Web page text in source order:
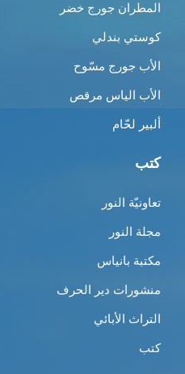
المطران جورج خضر
كوستي بندلي
الأب جورج مسّوح
الأب الياس مرقص
ألبير لحّام
كتب
تعاونيّة النور
مجلة النور
مكتبة بانياس
منشورات دير الحرف
التراث الأبائي
كتب